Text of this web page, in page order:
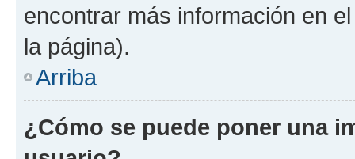
encontrar más información en
la página).
Arriba
¿Cómo se puede poner una